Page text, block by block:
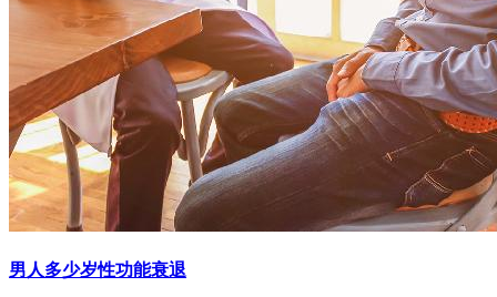
男人多少岁性功能衰退